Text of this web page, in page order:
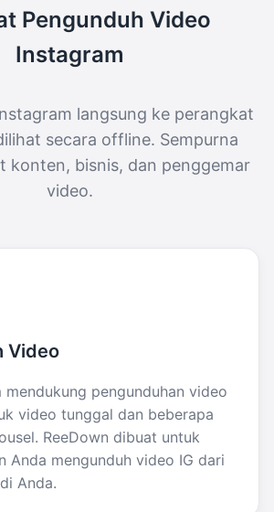
Pengunduh Video
Instagram
langsung ke perangkat
secara offline. Sempurna
konten, bisnis, dan penggemar
video.
Video
mendukung pengunduhan video
video tunggal dan beberapa
ReeDown dibuat untuk
Anda mengunduh video IG dari
Anda.